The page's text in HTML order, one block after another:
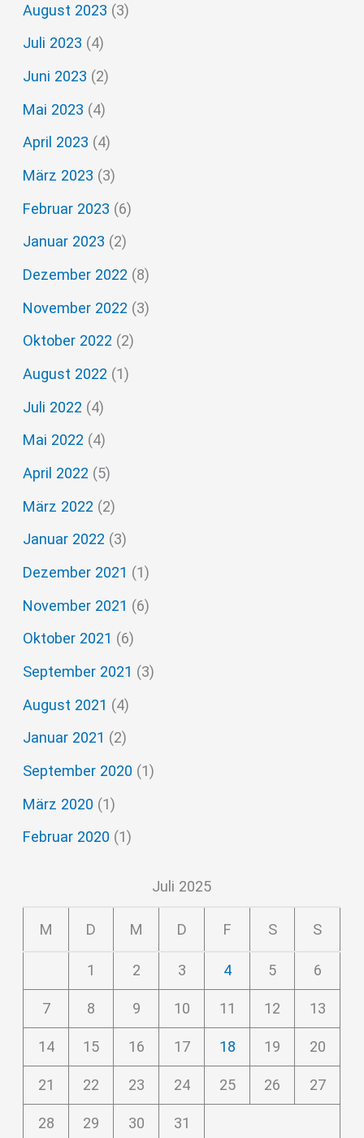
August 2023 (3)
Juli 2023 (4)
Juni 2023 (2)
Mai 2023 (4)
April 2023 (4)
März 2023 (3)
Februar 2023 (6)
Januar 2023 (2)
Dezember 2022 (8)
November 2022 (3)
Oktober 2022 (2)
August 2022 (1)
Juli 2022 (4)
Mai 2022 (4)
April 2022 (5)
März 2022 (2)
Januar 2022 (3)
Dezember 2021 (1)
November 2021 (6)
Oktober 2021 (6)
September 2021 (3)
August 2021 (4)
Januar 2021 (2)
September 2020 (1)
März 2020 (1)
Februar 2020 (1)
Juli 2025
M D M D F S S
1 2 3 4 5 6
7 8 9 10 11 12 13
14 15 16 17 18 19 20
21 22 23 24 25 26 27
28 29 30 31